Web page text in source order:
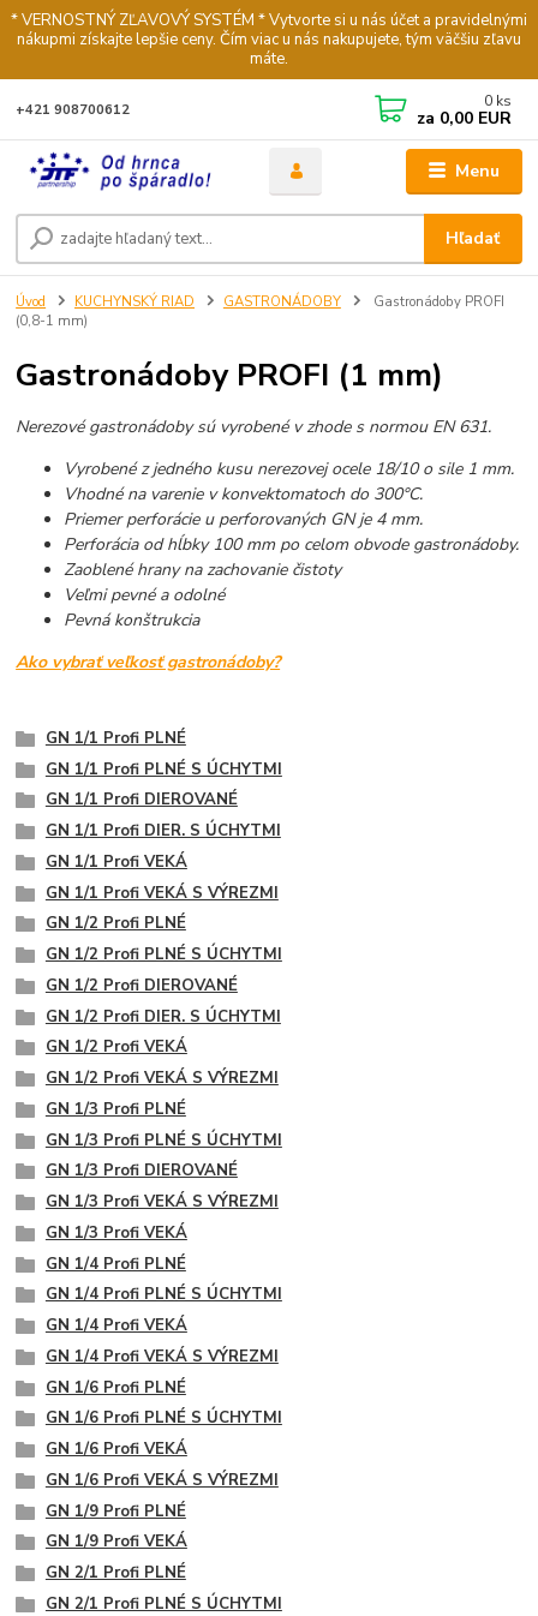
* VERNOSTNÝ ZĽAVOVÝ SYSTÉM * Vytvorte si u nás účet a pravidelnými
nákupmi získajte lepšie ceny. Čím viac u nás nakupujete, tým väčšiu zľavu
máte.
Menu
Hľadať
+421 908700612 0 ks
za 0,00 EUR
Úvod KUCHYNSKÝ RIAD GASTRONÁDOBY
Gastronádoby PROFI
(0,8-1 mm)
Gastronádoby PROFI (1 mm)
Nerezové gastronádoby sú vyrobené v zhode s normou EN 631.
Vyrobené z jedného kusu nerezovej ocele 18/10 o sile 1 mm.
Vhodné na varenie v konvektomatoch do 300°C.
Priemer perforácie u perforovaných GN je 4 mm.
Perforácia od hĺbky 100 mm po celom obvode gastronádoby.
Zaoblené hrany na zachovanie čistoty
Veľmi pevné a odolné
Pevná konštrukcia
Ako vybrať veľkosť gastronádoby?
GN 1/1 Profi PLNÉ
GN 1/1 Profi PLNÉ S ÚCHYTMI
GN 1/1 Profi DIEROVANÉ
GN 1/1 Profi DIER. S ÚCHYTMI
GN 1/1 Profi VEKÁ
GN 1/1 Profi VEKÁ S VÝREZMI
GN 1/2 Profi PLNÉ
GN 1/2 Profi PLNÉ S ÚCHYTMI
GN 1/2 Profi DIEROVANÉ
GN 1/2 Profi DIER. S ÚCHYTMI
GN 1/2 Profi VEKÁ
GN 1/2 Profi VEKÁ S VÝREZMI
GN 1/3 Profi PLNÉ
GN 1/3 Profi PLNÉ S ÚCHYTMI
GN 1/3 Profi DIEROVANÉ
GN 1/3 Profi VEKÁ S VÝREZMI
GN 1/3 Profi VEKÁ
GN 1/4 Profi PLNÉ
GN 1/4 Profi PLNÉ S ÚCHYTMI
GN 1/4 Profi VEKÁ
GN 1/4 Profi VEKÁ S VÝREZMI
GN 1/6 Profi PLNÉ
GN 1/6 Profi PLNÉ S ÚCHYTMI
GN 1/6 Profi VEKÁ
GN 1/6 Profi VEKÁ S VÝREZMI
GN 1/9 Profi PLNÉ
GN 1/9 Profi VEKÁ
GN 2/1 Profi PLNÉ
GN 2/1 Profi PLNÉ S ÚCHYTMI